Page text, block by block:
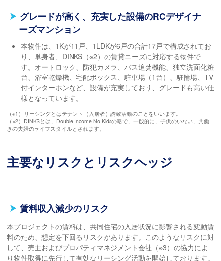
グレードが高く、充実した設備のRCデザイナ
ーズマンション
本物件は、1Kが11戸、1LDKが6戸の合計17戸で構成されてお
り、単身者、DINKS（※2）の賃貸ニーズに対応する物件で
す。オートロック、防犯カメラ、バス追焚機能、独立洗面化粧
台、浴室乾燥機、宅配ボックス、駐車場（1台）、駐輪場、TV
付インターホンなど、設備が充実しており、グレードも高い仕
様となっています。
（※1）リーシングとはテナント（入居者）誘致活動のことをいいます。
（※2）DINKSとは、Double Income No Kidsの略で、一般的に、子供のいない、共働
きの夫婦のライフスタイルとされます。
主要なリスクとリスクヘッジ
賃料収入減少のリスク
本プロジェクトの賃料は、共同住宅の入居状況に影響される変動賃
料のため、想定を下回るリスクがあります。このようなリスクに対
して、売主およびプロパティマネジメント会社（※3）の協力によ
り物件取得に先行して有効なリーシング活動を開始しております。